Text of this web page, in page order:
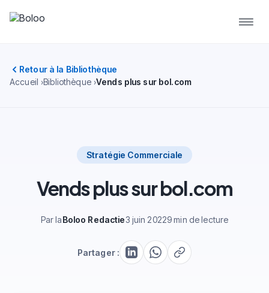
Retour à la Bibliothèque
Accueil Bibliothèque Vends plus sur bol.com
Stratégie Commerciale
Vends plus sur bol.com
Par laBoloo Redactie3 juin 20229 min de lecture
Partager :